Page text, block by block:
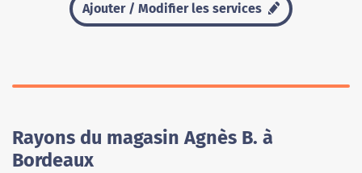
Ajouter / Modifier les services
Rayons du magasin Agnès B. à
Bordeaux